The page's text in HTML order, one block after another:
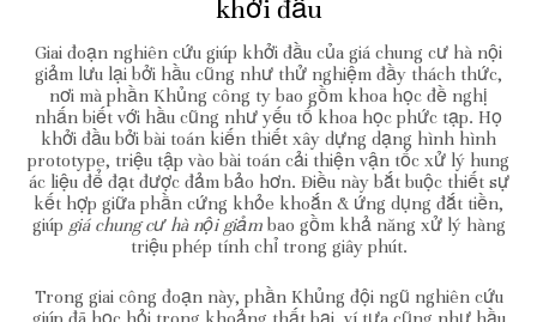
khởi đầu
Giai đoạn nghiên cứu giúp khởi đầu của giá chung cư hà nội
giảm lưu lại bởi hầu cũng như thử nghiệm đầy thách thức,
nơi mà phần Khủng công ty bao gồm khoa học đề nghị
nhấn biết với hầu cũng như yếu tố khoa học phức tạp. Họ
khởi đầu bởi bài toán kiến thiết xây dựng dạng hình hình
prototype, triệu tập vào bài toán cải thiện vận tốc xử lý hung
ác liệu để đạt được đảm bảo hơn. Điều này bắt buộc thiết sự
kết hợp giữa phần cứng khỏe khoắn & ứng dụng đắt tiền,
giúp giá chung cư hà nội giảmbao gồm khả năng xử lý hàng
triệu phép tính chỉ trong giây phút.
Trong giai công đoạn này, phần Khủng đội ngũ nghiên cứu